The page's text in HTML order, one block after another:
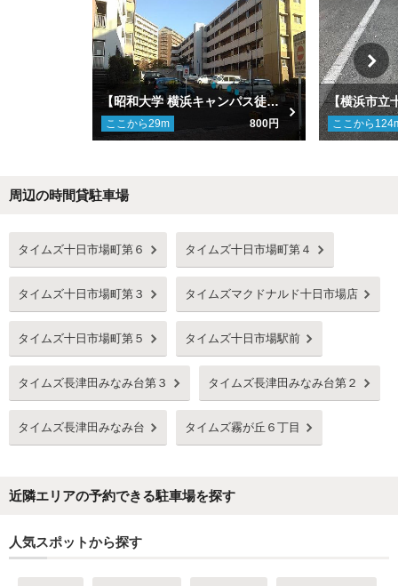
【昭和大学 横浜キャンパス徒歩６分】【16街区】【16-1、16-2号棟付近】横浜市営十日市場ヒルタウン駐車場
ここから29m 800円 ここから 124
周辺の時間貸駐車場
タイムズ十日市場町第６ タイムズ十日市場町第４
タイムズ十日市場町第３ タイムズマクドナルド十日市場店
タイムズ十日市場町第５ タイムズ十日市場駅前
タイムズ長津田みなみ台第３ タイムズ長津田みなみ台第２
タイムズ長津田みなみ台 タイムズ霧が丘６丁目
近隣エリアの予約できる駐車場を探す
人気スポットから探す